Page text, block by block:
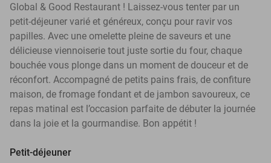
Global & Good Restaurant ! Laissez-vous tenter par un
petit-déjeuner varié et généreux, conçu pour ravir vos
papilles. Avec une omelette pleine de saveurs et une
délicieuse viennoiserie tout juste sortie du four, chaque
bouchée vous plonge dans un moment de douceur et de
réconfort. Accompagné de petits pains frais, de confiture
maison, de fromage fondant et de jambon savoureux, ce
repas matinal est l’occasion parfaite de débuter la journée
dans la joie et la gourmandise. Bon appétit !
Petit-déjeuner